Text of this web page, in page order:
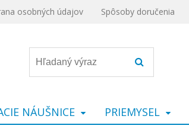
osobných údajov Spôsoby doručenia
NÁUŠNICE PRIEMYSEL